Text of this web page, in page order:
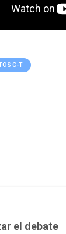
C-T
el debate